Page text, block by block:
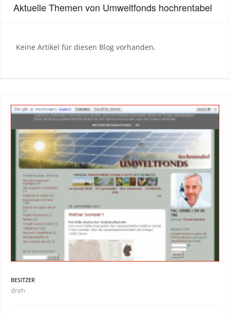
Aktuelle Themen von Umweltfonds hochrentabel
Keine Artikel für diesen Blog vorhanden.
BESITZER
dreh